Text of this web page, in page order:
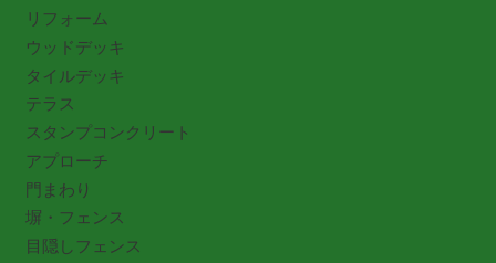
リフォーム
ウッドデッキ
タイルデッキ
テラス
スタンプコンクリート
アプローチ
門まわり
塀・フェンス
目隠しフェンス